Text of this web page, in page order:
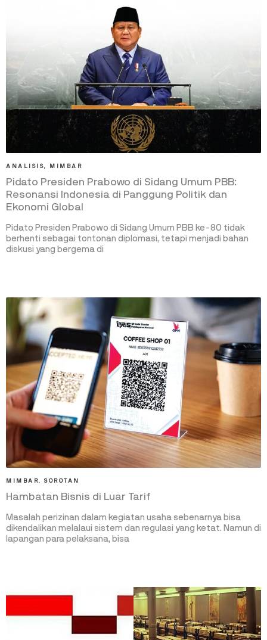
ANALISIS, MIMBAR
Pidato Presiden Prabowo di Sidang Umum PBB:
Resonansi Indonesia di Panggung Politik dan
Ekonomi Global
Pidato Presiden Prabowo di Sidang Umum PBB ke-80 tidak
berhenti sebagai tontonan diplomasi, tetapi menjadi bahan
diskusi yang bergema di
MIMBAR, SOROTAN
Hambatan Bisnis di Luar Tarif
Masalah perizinan dalam kegiatan usaha sebenarnya bisa
dikendalikan melalaui sistem dan regulasi yang ketat. Namun di
lapangan para pelaksana, bisa